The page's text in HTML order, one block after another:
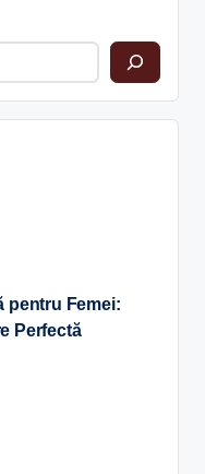
pentru Femei:
Perfectă